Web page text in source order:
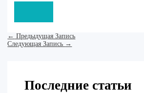
← Предыдущая Запись
Следующая Запись →
Последние статьи